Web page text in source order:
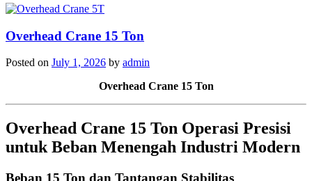
Overhead Crane 15 Ton
Posted on July 1, 2026 by admin
Overhead Crane 15 Ton
Overhead Crane 15 Ton Operasi Presisi
untuk Beban Menengah Industri Modern
Beban 15 Ton dan Tantangan Stabilitas